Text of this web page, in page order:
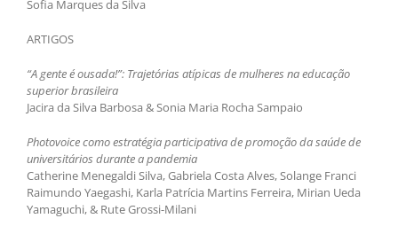
Sofia Marques da Silva
ARTIGOS
“A gente é ousada!”: Trajetórias atípicas de mulheres na educação
superior brasileira
Jacira da Silva Barbosa & Sonia Maria Rocha Sampaio
Photovoice como estratégia participativa de promoção da saúde de
universitários durante a pandemia
Catherine Menegaldi Silva, Gabriela Costa Alves, Solange Franci
Raimundo Yaegashi, Karla Patrícia Martins Ferreira, Mirian Ueda
Yamaguchi, & Rute Grossi-Milani